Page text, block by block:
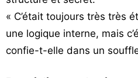
« C’était toujours très très
une logique interne, mais
confie-t-elle dans un